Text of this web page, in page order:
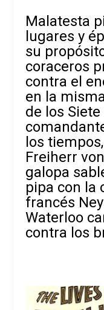
Malatesta
lugares y
su
coraceros
contra el
en la
de los
los
Freiherr
galopa
pipa con la
francés
Waterloo
contra los